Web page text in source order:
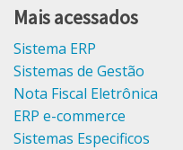
Mais acessados
Sistema ERP
Sistemas de Gestão
Nota Fiscal Eletrônica
ERP e-commerce
Sistemas Especificos